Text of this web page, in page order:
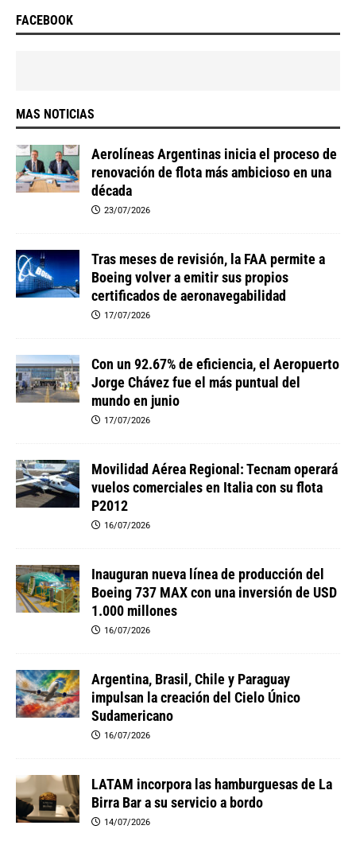
FACEBOOK
MAS NOTICIAS
Aerolíneas Argentinas inicia el proceso de
renovación de flota más ambicioso en una
década
23/07/2026
Tras meses de revisión, la FAA permite a
Boeing volver a emitir sus propios
certificados de aeronavegabilidad
17/07/2026
Con un 92.67% de eficiencia, el Aeropuerto
Jorge Chávez fue el más puntual del
mundo en junio
17/07/2026
Movilidad Aérea Regional: Tecnam operará
vuelos comerciales en Italia con su flota
P2012
16/07/2026
Inauguran nueva línea de producción del
Boeing 737 MAX con una inversión de USD
1.000 millones
16/07/2026
Argentina, Brasil, Chile y Paraguay
impulsan la creación del Cielo Único
Sudamericano
16/07/2026
LATAM incorpora las hamburguesas de La
Birra Bar a su servicio a bordo
14/07/2026